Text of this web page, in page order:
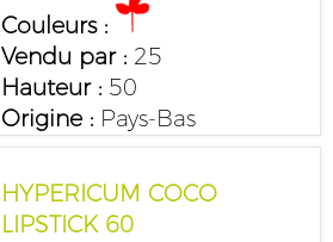
Couleurs :
Vendu par :25
Hauteur :50
Origine :Pays-Bas
HYPERICUM COCO
LIPSTICK 60